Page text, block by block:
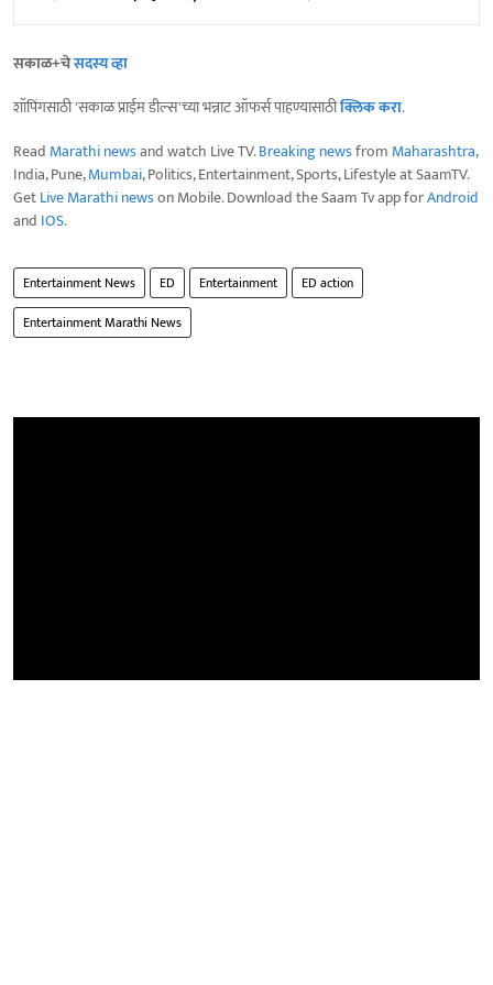
सकाळ+चेसदस्य व्हा
शॉपिंगसाठी 'सकाळ प्राईम डील्स'च्या भन्नाट ऑफर्स पाहण्यासाठीक्लिक करा.
Read Marathi newsand watch Live TV.Breaking newsfrom Maharashtra,
India, Pune,Mumbai, Politics, Entertainment, Sports, Lifestyle at SaamTV.
GetLive Marathi newson Mobile. Download the Saam Tv app forAndroid
and IOS.
Entertainment News ED Entertainment
ED action
Entertainment Marathi News